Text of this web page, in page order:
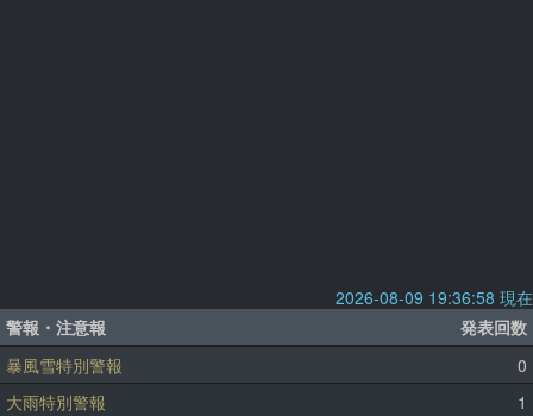
2026-08-09 19:36:58 現在
警報・注意報
発表回数
暴風雪特別警報
0
大雨特別警報
1